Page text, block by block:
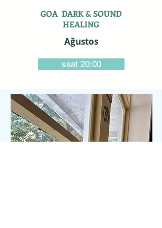
GOA DARK & SOUND
HEALING
Ağustos
saat 20:00